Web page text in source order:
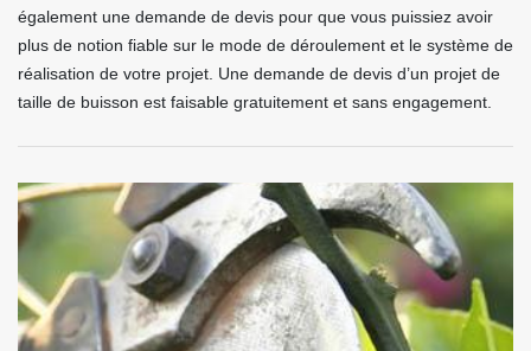
également une demande de devis pour que vous puissiez avoir
plus de notion fiable sur le mode de déroulement et le système de
réalisation de votre projet. Une demande de devis d’un projet de
taille de buisson est faisable gratuitement et sans engagement.